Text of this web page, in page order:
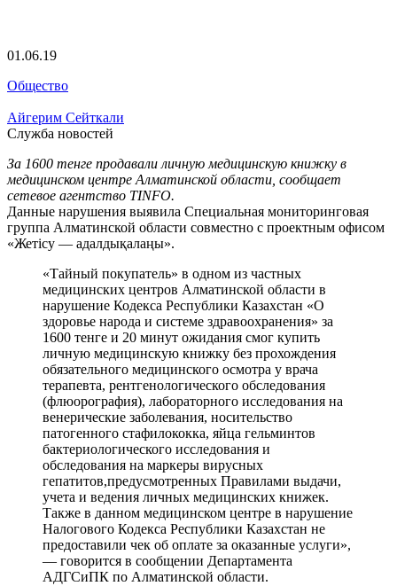
01.06.19
Общество
Айгерим Сейткали
Служба новостей
За 1600 тенге продавали личную медицинскую книжку в
медицинском центре Алматинской области, сообщает
сетевое агентство TINFO.
Данные нарушения выявила Специальная мониторинговая
группа Алматинской области совместно с проектным офисом
«Жетісу — адалдықалаңы».
«Тайный покупатель» в одном из частных
медицинских центров Алматинской области в
нарушение Кодекса Республики Казахстан «О
здоровье народа и системе здравоохранения» за
1600 тенге и 20 минут ожидания смог купить
личную медицинскую книжку без прохождения
обязательного медицинского осмотра у врача
терапевта, рентгенологического обследования
(флюорография), лабораторного исследования на
венерические заболевания, носительство
патогенного стафилококка, яйца гельминтов
бактериологического исследования и
обследования на маркеры вирусных
гепатитов,предусмотренных Правилами выдачи,
учета и ведения личных медицинских книжек.
Также в данном медицинском центре в нарушение
Налогового Кодекса Республики Казахстан не
предоставили чек об оплате за оказанные услуги»,
— говорится в сообщении Департамента
АДГСиПК по Алматинской области.